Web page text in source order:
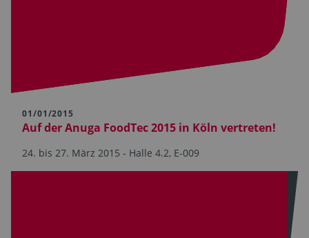
01/01/2015
Auf der Anuga FoodTec 2015 in Köln vertreten!
24. bis 27. März 2015 - Halle 4.2, E-009